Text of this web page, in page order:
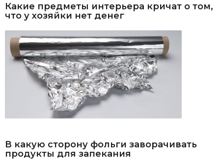
Какие предметы интерьера кричат о том,
что у хозяйки нет денег
В какую сторону фольги заворачивать
продукты для запекания